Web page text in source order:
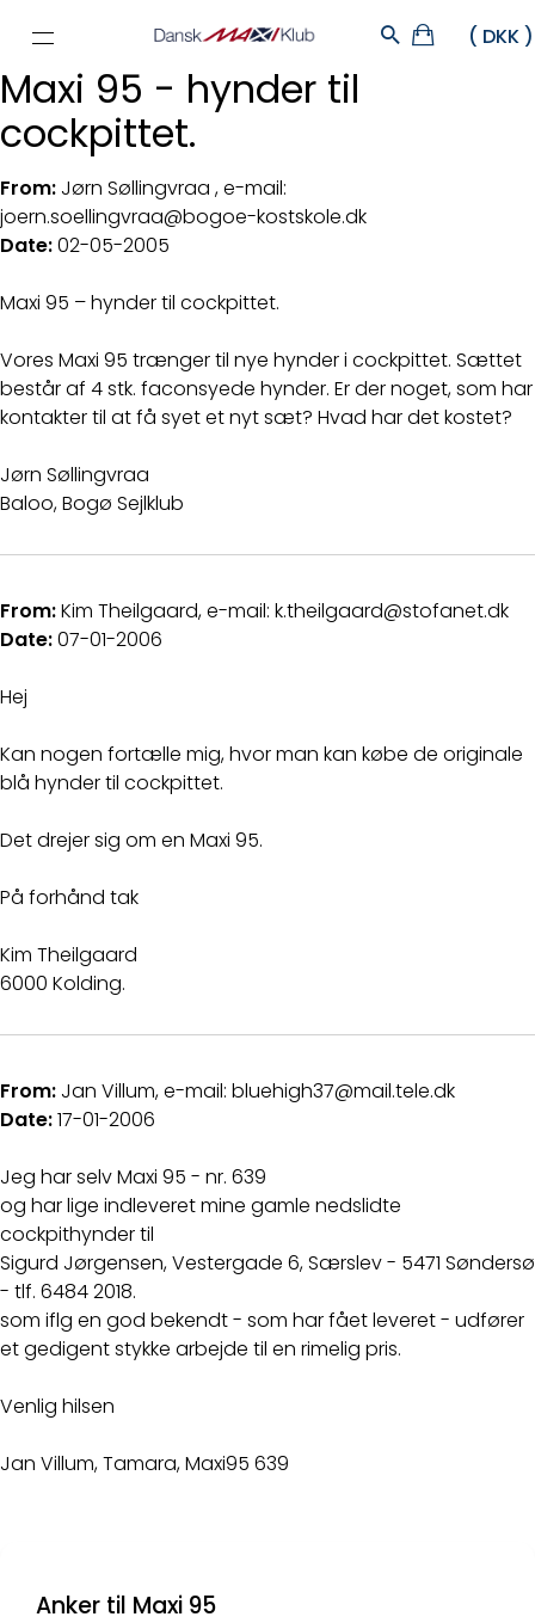
Maxi 95 - hynder til
cockpittet.
From: Jørn Søllingvraa , e-mail:
joern.soellingvraa@bogoe-kostskole.dk
Date:02-05-2005
Maxi 95 – hynder til cockpittet.
Vores Maxi 95 trænger til nye hynder i cockpittet. Sættet
består af 4 stk. faconsyede hynder. Er der noget, som har
kontakter til at få syet et nyt sæt? Hvad har det kostet?
Jørn Søllingvraa
Baloo, Bogø Sejlklub
From:Kim Theilgaard, e-mail: k.theilgaard@stofanet.dk
Date:07-01-2006
Hej
Kan nogen fortælle mig, hvor man kan købe de originale
blå hynder til cockpittet.
Det drejer sig om en Maxi 95.
På forhånd tak
Kim Theilgaard
6000 Kolding.
From: Jan Villum, e-mail: bluehigh37@mail.tele.dk
Date:17-01-2006
Jeg har selv Maxi 95 - nr. 639
og har lige indleveret mine gamle nedslidte
cockpithynder til
Sigurd Jørgensen, Vestergade 6, Særslev - 5471 Søndersø
- tlf. 6484 2018.
som iflg en god bekendt - som har fået leveret - udfører
et gedigent stykke arbejde til en rimelig pris.
Venlig hilsen
Jan Villum, Tamara, Maxi95 639
Anker til Maxi 95